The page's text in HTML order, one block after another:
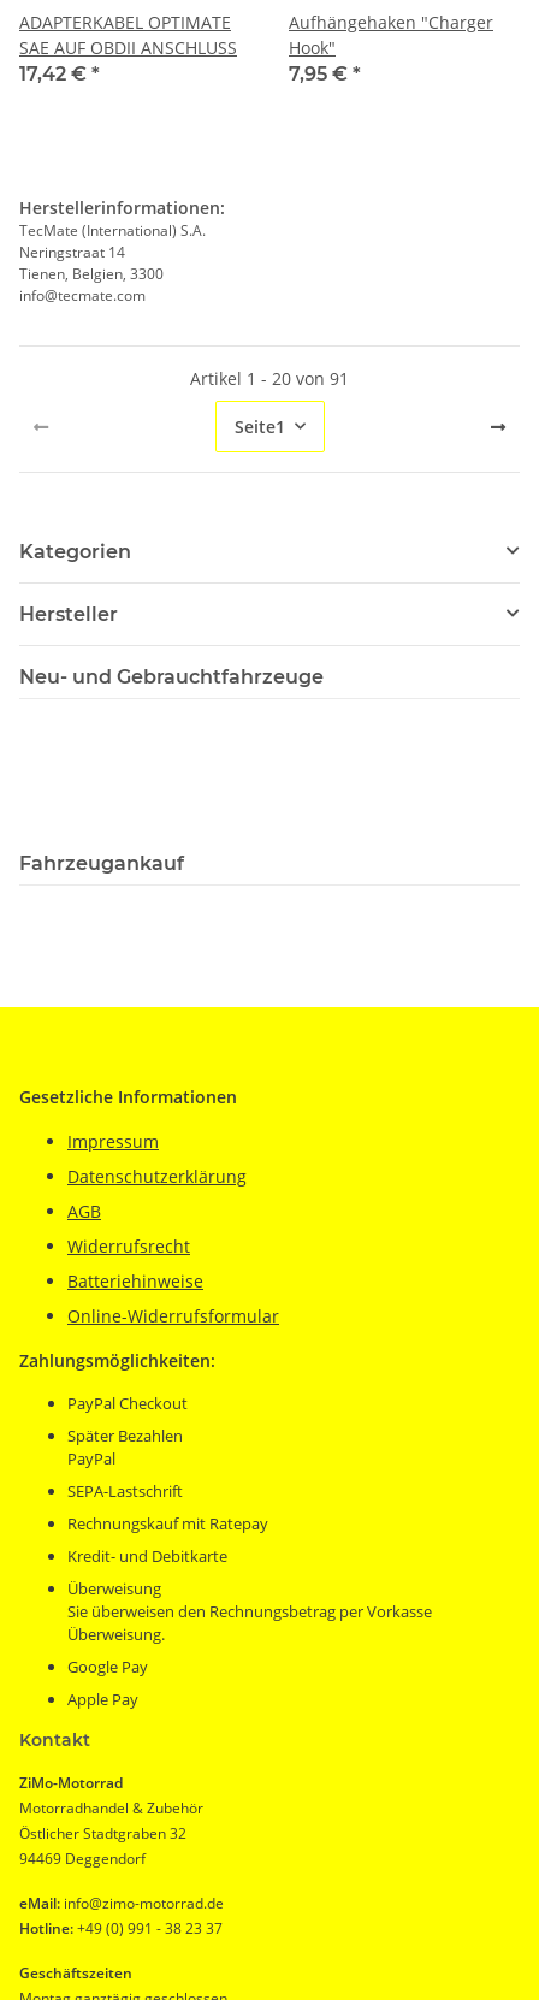
ADAPTERKABEL OPTIMATE
SAE AUF OBDII ANSCHLUSS
17,42 € *
Aufhängehaken "Charger
Hook"
7,95 € *
Herstellerinformationen:
TecMate (International) S.A.
Neringstraat 14
Tienen, Belgien, 3300
info@tecmate.com
Artikel 1 - 20 von 91
Seite1
Kategorien
Hersteller
Neu- und Gebrauchtfahrzeuge
Fahrzeugankauf
Gesetzliche Informationen
Impressum
Datenschutzerklärung
AGB
Widerrufsrecht
Batteriehinweise
Online-Widerrufsformular
Zahlungsmöglichkeiten:
PayPal Checkout
Später Bezahlen
PayPal
SEPA-Lastschrift
Rechnungskauf mit Ratepay
Kredit- und Debitkarte
Überweisung
Sie überweisen den Rechnungsbetrag per Vorkasse
Überweisung.
Google Pay
Apple Pay
Kontakt
ZiMo-Motorrad
Motorradhandel & Zubehör
Östlicher Stadtgraben 32
94469 Deggendorf
eMail: info@zimo-motorrad.de
Hotline:+49 (0) 991 - 38 23 37
Geschäftszeiten